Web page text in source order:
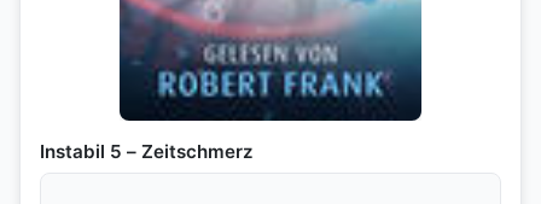
Instabil 5 – Zeitschmerz